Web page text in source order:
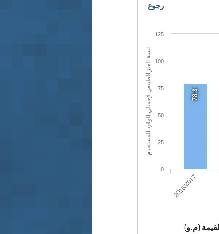
رجوع
نسبة الغاز الطبيعي لإجمالي الوقود المستخدم 78.8
2016/2017
0
25
50
75
100
125
(م.و)